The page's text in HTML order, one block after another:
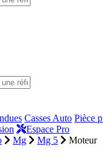
Casses Auto Pièce
Espace Pro
Mg Mg 5
Moteur